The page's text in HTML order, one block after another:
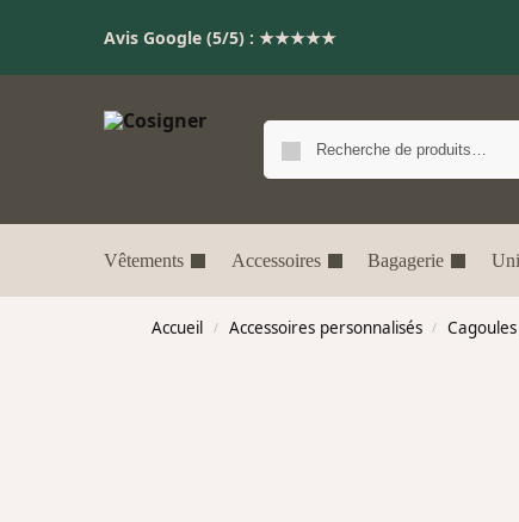
Avis Google (5/5) : ★★★★★
Vêtements Accessoires Bagagerie
Accueil / Accessoires personnalisés /